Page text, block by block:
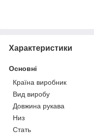
Характеристики
Основні
Країна виробник
Вид виробу
Довжина рукава
Низ
Стать